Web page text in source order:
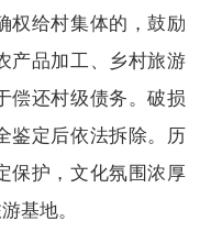
权给村集体的，鼓励
产品加工、乡村旅游
偿还村级债务。破损
鉴定后依法拆除。历
保护，文化氛围浓厚
基地。